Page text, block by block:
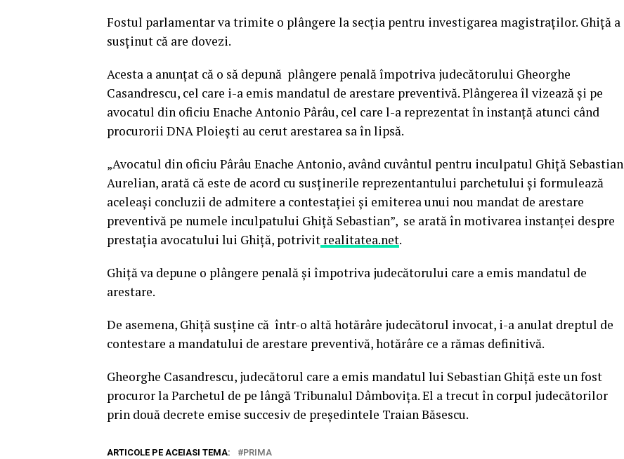
Fostul parlamentar va trimite o plângere la secţia pentru investigarea magistraţilor. Ghiţă a
susţinut că are dovezi.
Acesta a anunţat că o să depună plângere penală împotriva judecătorului Gheorghe
Casandrescu, cel care i-a emis mandatul de arestare preventivă. Plângerea îl vizează şi pe
avocatul din oficiu Enache Antonio Pârâu, cel care l-a reprezentat în instanţă atunci când
procurorii DNA Ploieşti au cerut arestarea sa în lipsă.
„Avocatul din oficiu Pârâu Enache Antonio, având cuvântul pentru inculpatul Ghiţă Sebastian
Aurelian, arată că este de acord cu susţinerile reprezentantului parchetului şi formulează
aceleaşi concluzii de admitere a contestaţiei şi emiterea unui nou mandat de arestare
preventivă pe numele inculpatului Ghiţă Sebastian”, se arată în motivarea instanţei despre
prestaţia avocatului lui Ghiţă, potrivit realitatea.net.
Ghiţă va depune o plângere penală şi împotriva judecătorului care a emis mandatul de
arestare.
De asemena, Ghiţă susţine că într-o altă hotărâre judecătorul invocat, i-a anulat dreptul de
contestare a mandatului de arestare preventivă, hotărâre ce a rămas definitivă.
Gheorghe Casandrescu, judecătorul care a emis mandatul lui Sebastian Ghiţă este un fost
procuror la Parchetul de pe lângă Tribunalul Dâmboviţa. El a trecut în corpul judecătorilor
prin două decrete emise succesiv de preşedintele Traian Băsescu.
ARTICOLE PE ACEIASI TEMA: PRIMA